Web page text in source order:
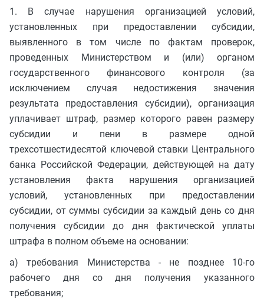
1. В случае нарушения организацией условий,
установленных при предоставлении субсидии,
выявленного в том числе по фактам проверок,
проведенных Министерством и (или) органом
государственного финансового контроля (за
исключением случая недостижения значения
результата предоставления субсидии), организация
уплачивает штраф, размер которого равен размеру
субсидии и пени в размере одной
трехсотшестидесятой ключевой ставки Центрального
банка Российской Федерации, действующей на дату
установления факта нарушения организацией
условий, установленных при предоставлении
субсидии, от суммы субсидии за каждый день со дня
получения субсидии до дня фактической уплаты
штрафа в полном объеме на основании:
а) требования Министерства - не позднее 10-го
рабочего дня со дня получения указанного
требования;